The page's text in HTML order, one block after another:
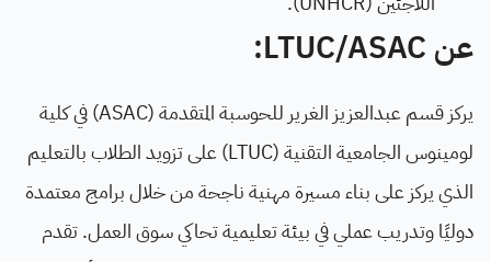
عن LTUC/ASAC:
يركز قسم عبدالعزيز الغرير للحوسبة المتقدمة (ASAC) في كلية
لومينوس الجامعية التقنية (LTUC) على تزويد الطلاب بالتعليم
الذي يركز على بناء مسيرة مهنية ناجحة من خلال برامج معتمدة
دوليًا وتدريب عملي في بيئة تعليمية تحاكي سوق العمل. تقدم